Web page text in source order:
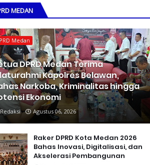
MEDAN
Medan
DPRD Medan Terima
Kapolres Belawan,
Narkoba, Kriminalitas hingga
Ekonomi
Redaksi Agustus 06, 2026
Raker DPRD Kota Medan 2026
Bahas Inovasi, Digitalisasi, dan
Akselerasi Pembangunan